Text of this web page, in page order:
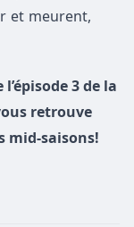
et meurent,
3 de la
retrouve
mid-saisons!